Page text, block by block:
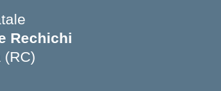
Rechichi
(RC)